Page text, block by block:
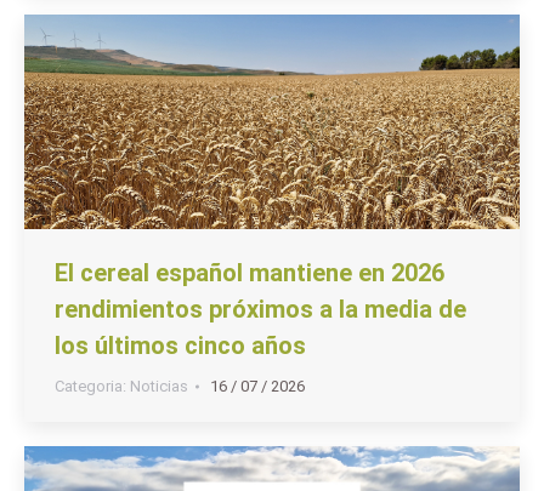
El cereal español mantiene en 2026
rendimientos próximos a la media de
los últimos cinco años
Categoria: Noticias 16 / 07 / 2026